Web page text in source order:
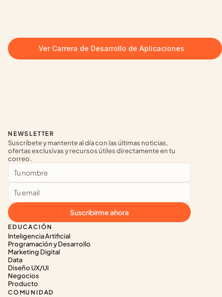
Ver Carrera de Desarrollo de Aplicaciones
EDUCACIÓN
Inteligencia Artificial
Programación y Desarrollo
Marketing Digital
Data
Diseño UX/UI
Negocios
Producto
COMUNIDAD
NEWSLETTER
Suscríbete y mantente al día con las últimas noticias,
ofertas exclusivas y recursos útiles directamente en tu
correo.
Suscribirme ahora